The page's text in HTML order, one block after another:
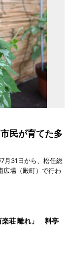
民が育てた多
月31日から、松任総
広場（殿町）で行わ
楽荘 離れ」 料亭